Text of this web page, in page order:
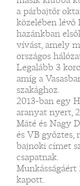
a párbajtőr
közelében lévő
hazánkban
vívást, amely
országos
Legalább 3
amíg a
szakághoz.
2013-ban egy
aranyat nyert,
Máté és Nagy
és VB győztes,
bajnoki címet
csapatnak.
kapott.